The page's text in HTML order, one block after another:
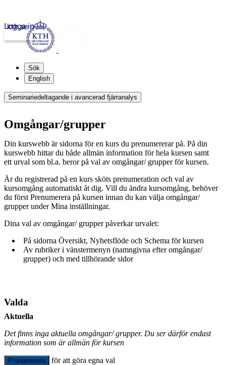
kth.se
Logga in
Sök
English
Seminariedeltagande i avancerad fjärranalys
Omgångar/grupper
Din kurswebb är sidorna för en kurs du prenumererar på. På din
kurswebb hittar du både allmän information för hela kursen samt
ett urval som bl.a. beror på val av omgångar/ grupper för kursen.
Är du registrerad på en kurs sköts prenumeration och val av
kursomgång automatiskt åt dig. Vill du ändra kursomgång, behöver
du först Prenumerera på kursen innan du kan välja omgångar/
grupper under Mina inställningar.
Dina val av omgångar/ grupper påverkar urvalet:
På sidorna Översikt, Nyhetsflöde och Schema för kursen
Av rubriker i vänstermenyn (namngivna efter omgångar/
grupper) och med tillhörande sidor
Valda
Aktuella
Det finns inga aktuella omgångar/ grupper. Du ser därför endast
information som är allmän för kursen
Prenumerera för att göra egna val